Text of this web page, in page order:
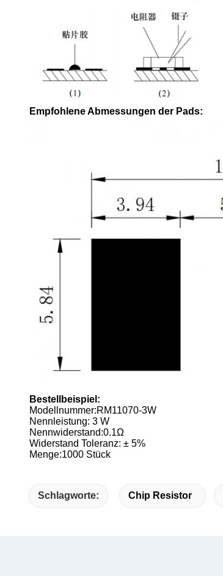
Empfohlene Abmessungen der Pads:
Bestellbeispiel:
Modellnummer:RM11070-3W
Nennleistung: 3 W
Nennwiderstand:0.1Ω
Widerstand Toleranz: ± 5%
Menge:1000 Stück
Schlagworte: Chip Resistor